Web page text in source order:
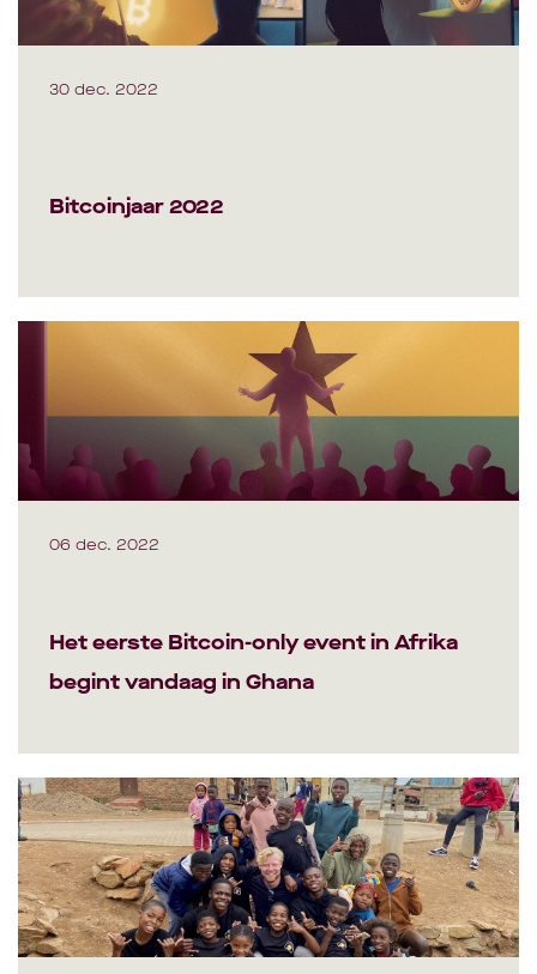
30 dec. 2022
Bitcoinjaar 2022
06 dec. 2022
Het eerste Bitcoin-only event in Afrika
begint vandaag in Ghana